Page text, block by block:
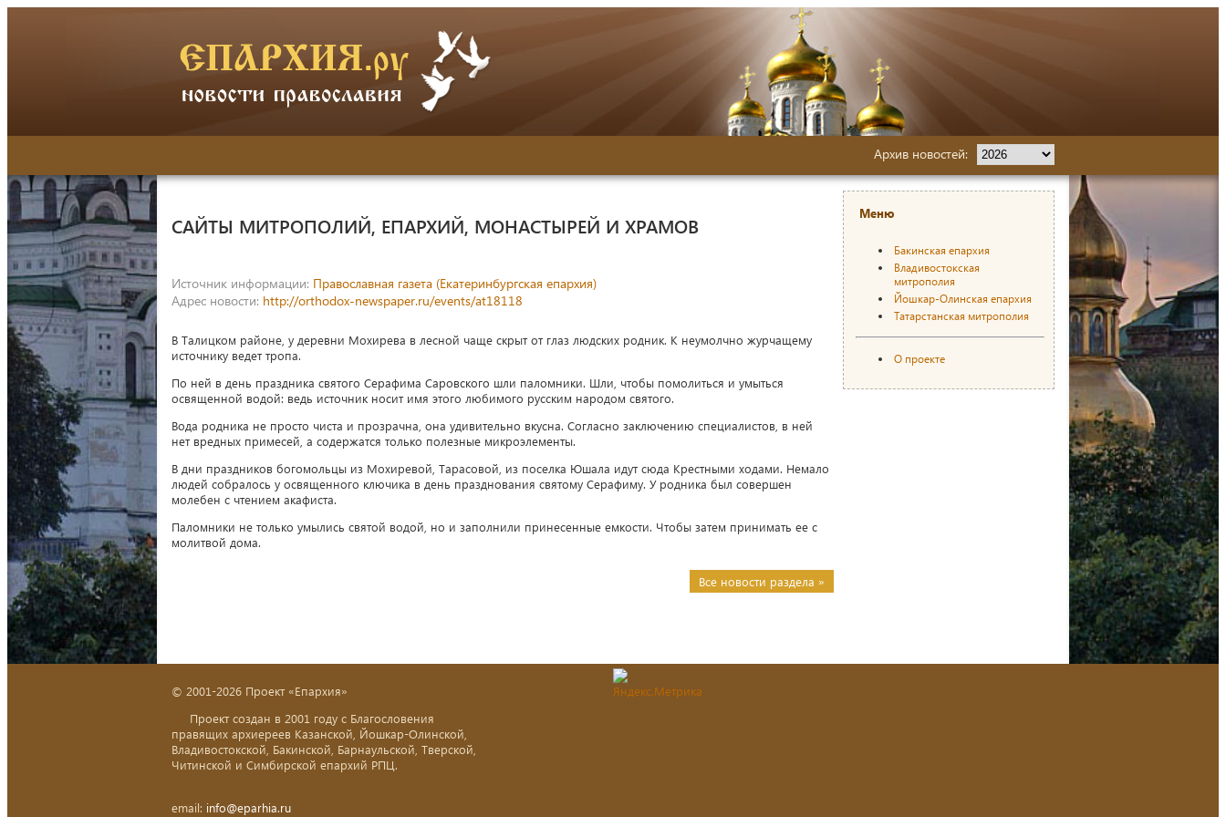
Архив новостей:
САЙТЫ МИТРОПОЛИЙ, ЕПАРХИЙ, МОНАСТЫРЕЙ И ХРАМОВ
Источник информации: Православная газета (Екатеринбургская епархия)
Адрес новости: http://orthodox-newspaper.ru/events/at18118
В Талицком районе, у деревни Мохирева в лесной чаще скрыт от глаз людских родник. К неумолчно журчащему
источнику ведет тропа.
По ней в день праздника святого Серафима Саровского шли паломники. Шли, чтобы помолиться и умыться
освященной водой: ведь источник носит имя этого любимого русским народом святого.
Вода родника не просто чиста и прозрачна, она удивительно вкусна. Согласно заключению специалистов, в ней
нет вредных примесей, а содержатся только полезные микроэлементы.
В дни праздников богомольцы из Мохиревой, Тарасовой, из поселка Юшала идут сюда Крестными ходами. Немало
людей собралось у освященного ключика в день празднования святому Серафиму. У родника был совершен
молебен с чтением акафиста.
Паломники не только умылись святой водой, но и заполнили принесенные емкости. Чтобы затем принимать ее с
молитвой дома.
Все новости раздела »
Меню
Бакинская епархия
Владивостокская
митрополия
Йошкар-Олинская епархия
Татарстанская митрополия
О проекте
© 2001-2026 Проект «Епархия»
Проект создан в 2001 году с Благословения
правящих архиереев Казанской, Йошкар-Олинской,
Владивостокской, Бакинской, Барнаульской, Тверской,
Читинской и Симбирской епархий РПЦ.
email: info@eparhia.ru